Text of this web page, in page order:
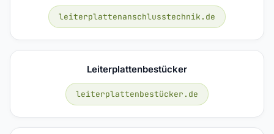
leiterplattenanschlusstechnik.de
Leiterplattenbestücker
leiterplattenbestücker.de